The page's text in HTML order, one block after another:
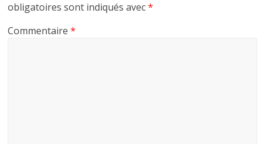
obligatoires sont indiqués avec*
Commentaire*